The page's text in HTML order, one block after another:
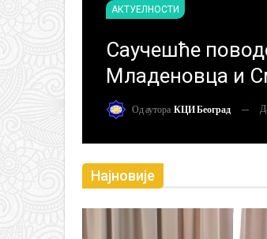
АКТУЕЛНОСТИ
Саучешће
Младеновца и
Од аутора КЦИ Београд
Најновије